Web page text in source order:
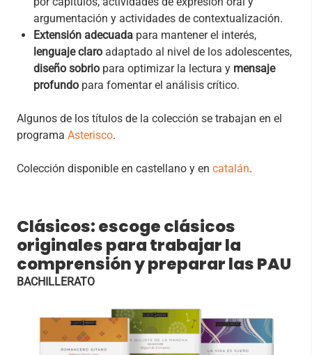
argumentación y actividades de contextualización.
Extensión adecuada para mantener el interés,
lenguaje claro adaptado al nivel de los adolescentes,
diseño sobrio para optimizar la lectura y mensaje
profundo para fomentar el análisis crítico.
Algunos de los títulos de la colección se trabajan en el
programa Asterisco.
Colección disponible en castellano y en catalán.
Clásicos: escoge clásicos
originales para trabajar la
comprensión y preparar las PAU
BACHILLERATO